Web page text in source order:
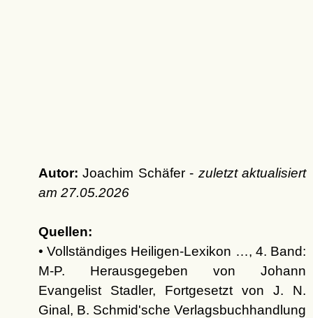
Autor: Joachim Schäfer - zuletzt aktualisiert
am 27.05.2026
Quellen:
• Vollständiges Heiligen-Lexikon …, 4. Band:
M-P. Herausgegeben von Johann
Evangelist Stadler, Fortgesetzt von J. N.
Ginal, B. Schmid'sche Verlagsbuchhandlung